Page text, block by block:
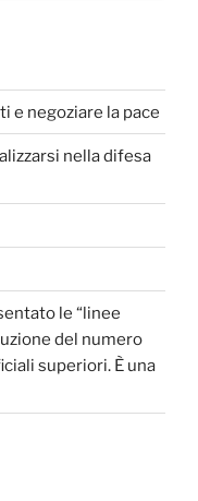
e negoziare la pace
nella difesa
le “linee
del numero
superiori. È una